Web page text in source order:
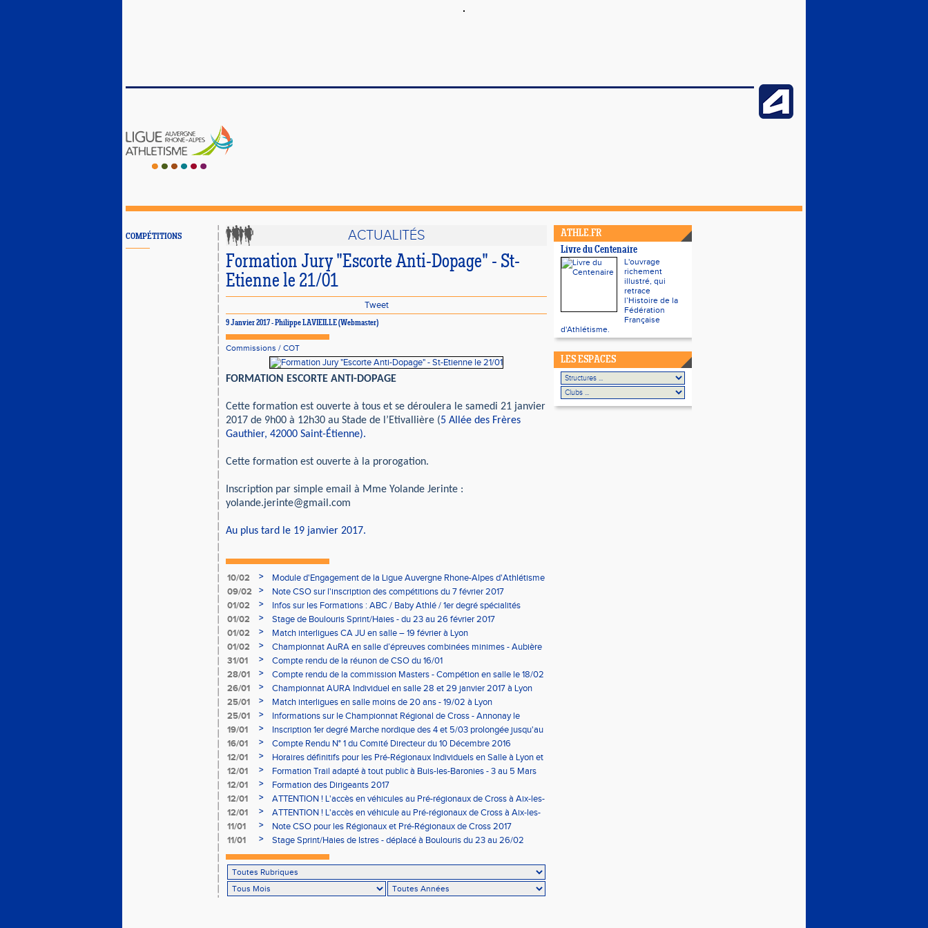
COMPÉTITIONS ACTUALITÉS
Formation Jury "Escorte Anti-Dopage" - St-
Etienne le 21/01
Tweet
9 Janvier 2017 - Philippe LAVIEILLE (Webmaster)
Commissions / COT
FORMATION ESCORTE ANTI-DOPAGE
Cette formation est ouverte à tous et se déroulera le samedi 21 janvier
2017 de 9h00 à 12h30 au Stade de l’Etivallière (5 Allée des Frères
Gauthier, 42000 Saint-Étienne).
Cette formation est ouverte à la prorogation.
Inscription par simple email à Mme Yolande Jerinte :
yolande.jerinte@gmail.com
Au plus tard le 19 janvier 2017.
10/02 >
Module d'Engagement de la Ligue Auvergne Rhone-Alpes d'Athlétisme
09/02
>
Note CSO sur l'inscription des compétitions du 7 février 2017
01/02
>
Infos sur les Formations : ABC / Baby Athlé / 1er degré spécialités
01/02
>
Stage de Boulouris Sprint/Haies - du 23 au 26 février 2017
01/02
>
Match interligues CA JU en salle – 19 février à Lyon
01/02
>
Championnat AuRA en salle d’épreuves combinées minimes - Aubière
- le 12 février
31/01 >
Compte rendu de la réunon de CSO du 16/01
28/01
>
Compte rendu de la commission Masters - Compétion en salle le 18/02
à Bourgoin
26/01 >
Championnat AURA Individuel en salle 28 et 29 janvier 2017 à Lyon
25/01
>
Match interligues en salle moins de 20 ans - 19/02 à Lyon
25/01
>
Informations sur le Championnat Régional de Cross - Annonay le
05/02
19/01 >
Inscription 1er degré Marche nordique des 4 et 5/03 prolongée jusqu'au
03/02 (sous condition)
16/01 >
Compte Rendu N° 1 du Comité Directeur du 10 Décembre 2016
12/01
>
Horaires définitifs pour les Pré-Régionaux Individuels en Salle à Lyon et
Aubière
12/01 >
Formation Trail adapté à tout public à Buis-les-Baronies - 3 au 5 Mars
12/01
>
Formation des Dirigeants 2017
12/01
>
ATTENTION ! L'accès en véhicules au Pré-régionaux de Cross à Aix-les-
Bains sera réglementé
12/01 >
ATTENTION ! L'accès en véhicule au Pré-régionaux de Cross à Aix-les-
Bains sera réglementé
11/01 >
Note CSO pour les Régionaux et Pré-Régionaux de Cross 2017
11/01
> Stage Sprint/Haies de Istres - déplacé à Boulouris du 23 au 26/02
ATHLE.FR
Livre du Centenaire
L'ouvrage
richement
illustré, qui
retrace
l’Histoire de la
Fédération
Française
d'Athlétisme.
LES ESPACES